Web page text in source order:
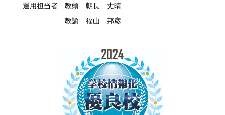
運用担当者 教頭 朝長 丈晴
教諭 福山 邦彦